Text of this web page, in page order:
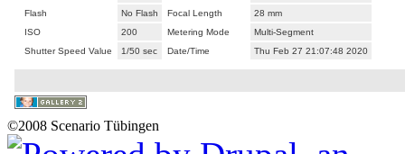
Flash
No Flash Focal Length
28 mm
ISO
200 Metering Mode
Multi-Segment
Shutter Speed Value
1/50 sec Date/Time Thu Feb 27 21:07:48 2020
©2008 Scenario Tübingen